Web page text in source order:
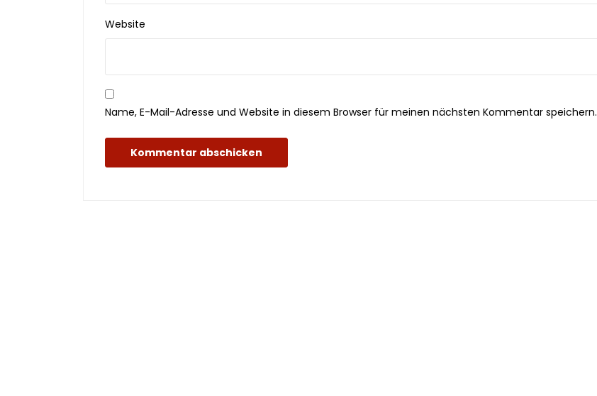
Website
Name, E-Mail-Adresse und Website in diesem Browser für meinen nächsten Kommentar speichern.